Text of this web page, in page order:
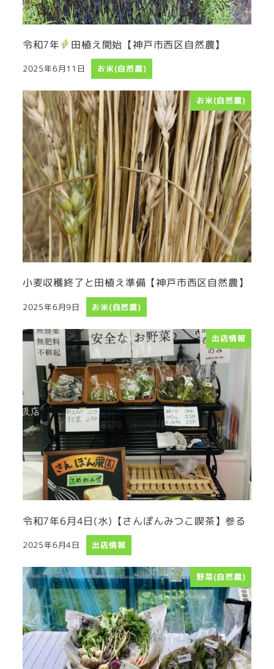
令和7年 田植え開始【神戸市西区自然農】
投稿日
2025年6月11日 お米(自然農)
お米(自然農)
小麦収穫終了と田植え準備【神戸市西区自然農】
投稿日
2025年6月9日 お米(自然農)
出店情報
令和7年6月4日(水)【さんぽんみつこ喫茶】参る
投稿日
2025年6月4日 出店情報
野菜(自然農)